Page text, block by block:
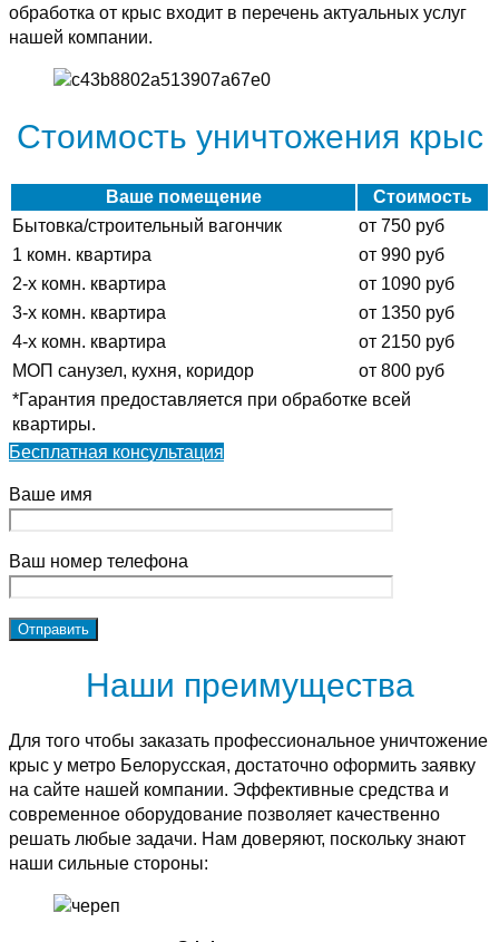
обработка от крыс входит в перечень актуальных услуг
нашей компании.
Стоимость уничтожения крыс
Ваше помещение
Стоимость
Бытовка/строительный вагончик
от 750 руб
1 комн. квартира
от 990 руб
2-х комн. квартира
от 1090 руб
3-х комн. квартира
от 1350 руб
4-х комн. квартира
от 2150 руб
МОП санузел, кухня, коридор
от 800 руб
*Гарантия предоставляется при обработке всей
квартиры.
Бесплатная консультация
Ваше имя
Ваш номер телефона
Наши преимущества
Для того чтобы заказать профессиональное уничтожение
крыс у метро Белорусская, достаточно оформить заявку
на сайте нашей компании. Эффективные средства и
современное оборудование позволяет качественно
решать любые задачи. Нам доверяют, поскольку знают
наши сильные стороны: